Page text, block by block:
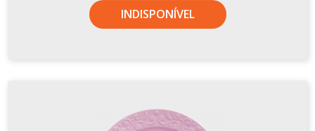
INDISPONÍVEL